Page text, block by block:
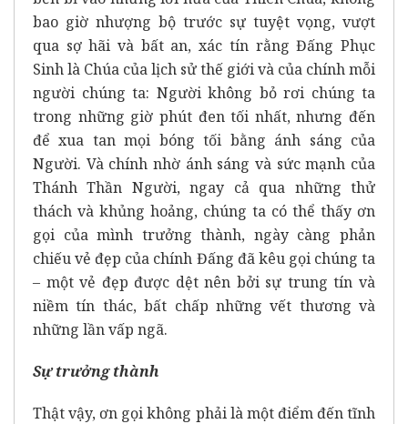
bao giờ nhượng bộ trước sự tuyệt vọng, vượt
qua sợ hãi và bất an, xác tín rằng Đấng Phục
Sinh là Chúa của lịch sử thế giới và của chính mỗi
người chúng ta: Người không bỏ rơi chúng ta
trong những giờ phút đen tối nhất, nhưng đến
để xua tan mọi bóng tối bằng ánh sáng của
Người. Và chính nhờ ánh sáng và sức mạnh của
Thánh Thần Người, ngay cả qua những thử
thách và khủng hoảng, chúng ta có thể thấy ơn
gọi của mình trưởng thành, ngày càng phản
chiếu vẻ đẹp của chính Đấng đã kêu gọi chúng ta
– một vẻ đẹp được dệt nên bởi sự trung tín và
niềm tín thác, bất chấp những vết thương và
những lần vấp ngã.
Sự trưởng thành
Thật vậy, ơn gọi không phải là một điểm đến tĩnh